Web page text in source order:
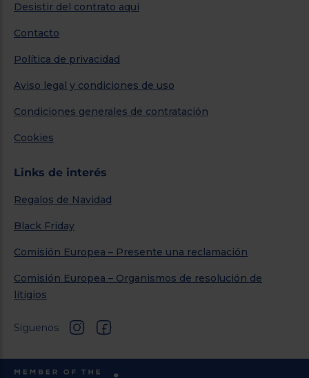
Desistir del contrato aquí
Contacto
Política de privacidad
Aviso legal y condiciones de uso
Condiciones generales de contratación
Cookies
Links de interés
Regalos de Navidad
Black Friday
Comisión Europea – Presente una reclamación
Comisión Europea – Organismos de resolución de
litigios
Síguenos